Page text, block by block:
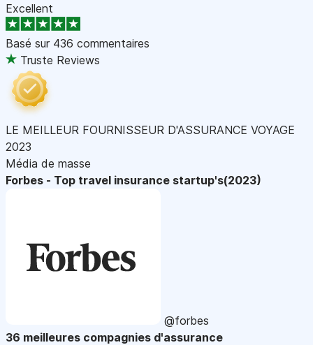
Excellent
Basé sur 436 commentaires
Truste Reviews
LE MEILLEUR FOURNISSEUR D'ASSURANCE VOYAGE
2023
Média de masse
Forbes - Top travel insurance startup's(2023)
@forbes
36 meilleures compagnies d'assurance